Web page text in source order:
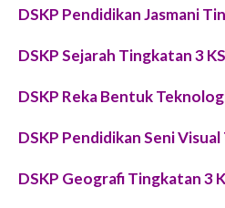
DSKP Pendidikan Jasmani
DSKP Sejarah Tingkatan 3
DSKP Reka Bentuk
DSKP Pendidikan Seni
DSKP Geografi Tingkatan 3